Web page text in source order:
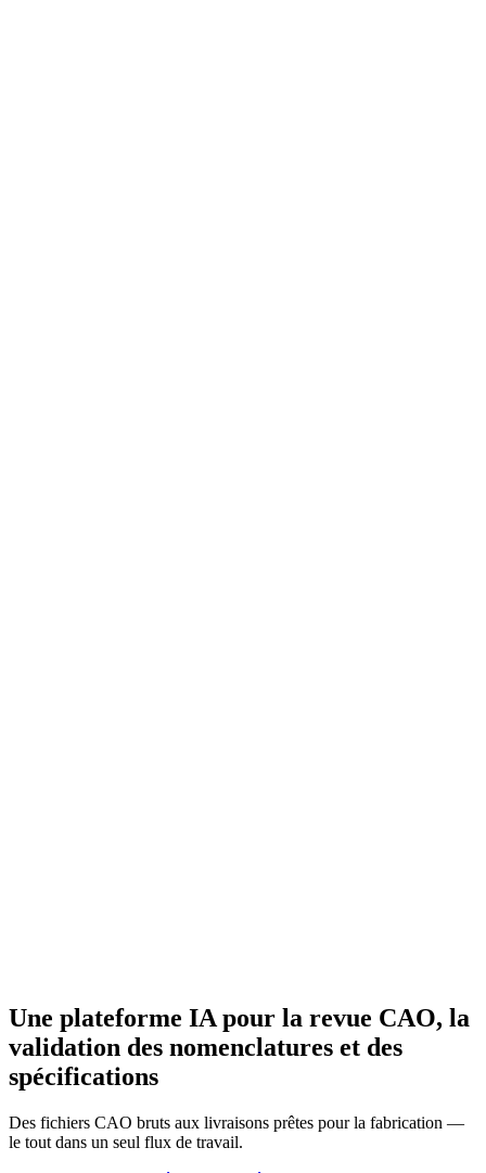
Une plateforme IA pour la revue CAO, la
validation des nomenclatures et des
spécifications
Des fichiers CAO bruts aux livraisons prêtes pour la fabrication —
le tout dans un seul flux de travail.